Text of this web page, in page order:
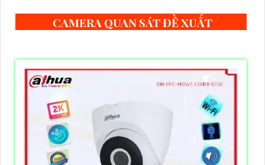
CAMERA QUAN SÁT ĐỀ XUẤT